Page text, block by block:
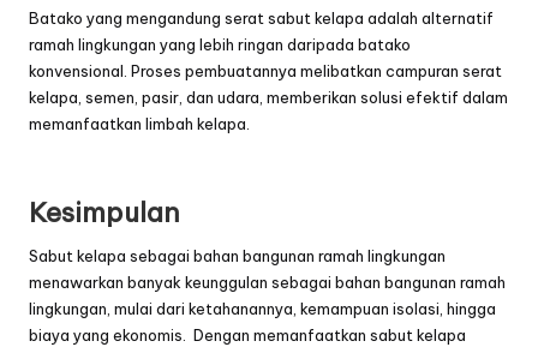
Batako yang mengandung serat sabut kelapa adalah alternatif
ramah lingkungan yang lebih ringan daripada batako
konvensional. Proses pembuatannya melibatkan campuran serat
kelapa, semen, pasir, dan udara, memberikan solusi efektif dalam
memanfaatkan limbah kelapa.
Kesimpulan
Sabut kelapa sebagai bahan bangunan ramah lingkungan
menawarkan banyak keunggulan sebagai bahan bangunan ramah
lingkungan, mulai dari ketahanannya, kemampuan isolasi, hingga
biaya yang ekonomis. Dengan memanfaatkan sabut kelapa